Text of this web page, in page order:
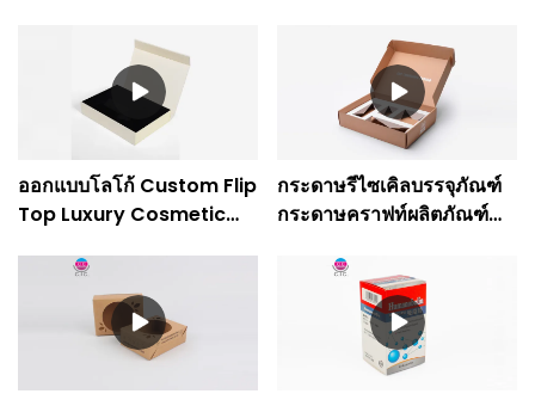
สีน้ำเงินเป็นมิตรกับสิ่ง
ขวัญ บริษัท - การพิมพ์
ออกแบบโลโก้ Custom Flip
Top Luxury Cosmetic
Perfume Box Company
- Caicheng Printing
กระดาษรีไซเคิลบรรจุภัณฑ์
กระดาษคราฟท์ผลิตภัณฑ์
กระดาษแข็งที่มีฝาปิด